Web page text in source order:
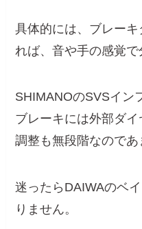
具体的には、ブレー
れば、音や手の感覚で
SHIMANOのSVSイン
ブレーキには外部ダイ
調整も無段階なのであ
迷ったらDAIWAのベ
りません。